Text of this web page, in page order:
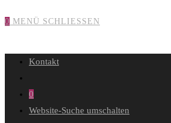
0 MENÜ SCHLIESSEN
Kontakt
0
Website-Suche umschalten